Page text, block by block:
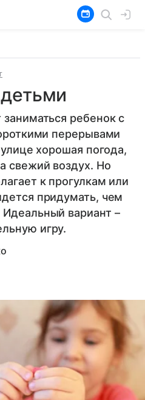
ребенок с
перерывами
хорошая погода,
свежий воздух. Но
к прогулкам или
придумать, чем
вариант –
игру.